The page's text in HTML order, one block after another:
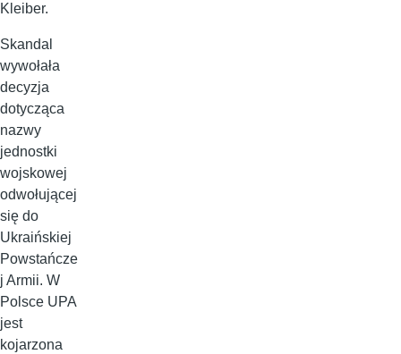
Kleiber.
Skandal
wywołała
decyzja
dotycząca
nazwy
jednostki
wojskowej
odwołującej
się do
Ukraińskiej
Powstańcze
j Armii. W
Polsce UPA
jest
kojarzona